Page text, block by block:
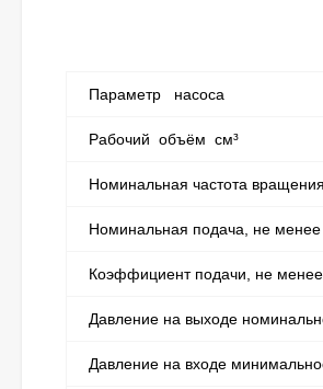
Параметр насоса
Рабочий объём см³
Номинальная частота
Номинальная подача, не
Коэффициент подачи, не
Давление на выходе
Давление на входе